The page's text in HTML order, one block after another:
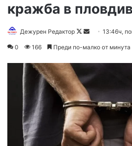
кражба в
Дежурен Редактор
Follow
Send13:46ч,
0 166 Преди по-малко от минута